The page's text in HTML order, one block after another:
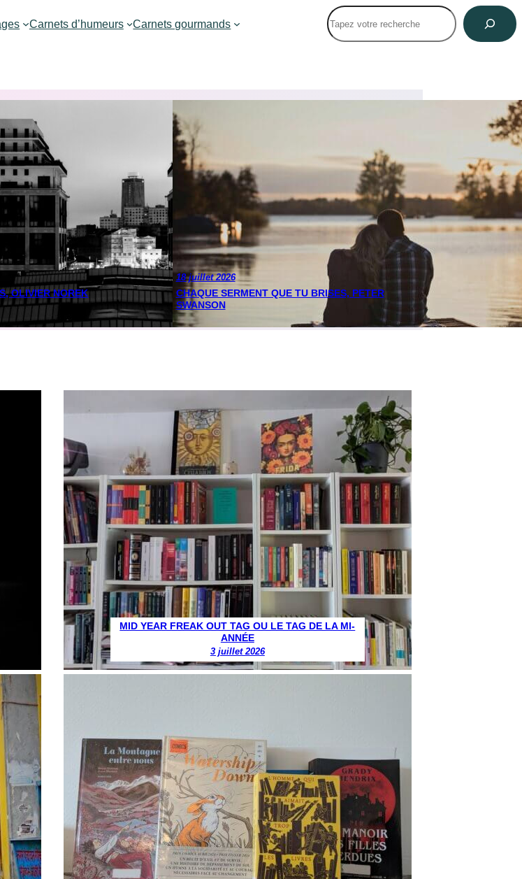
Carnets d’humeurs Carnets gourmands
Rechercher
OLIVIER NOREK
18 juillet 2026
CHAQUE SERMENT QUE TU BRISES, PETER
SWANSON
MID YEAR FREAK OUT TAG OU LE TAG DE LA MI-
ANNÉE
3 juillet 2026